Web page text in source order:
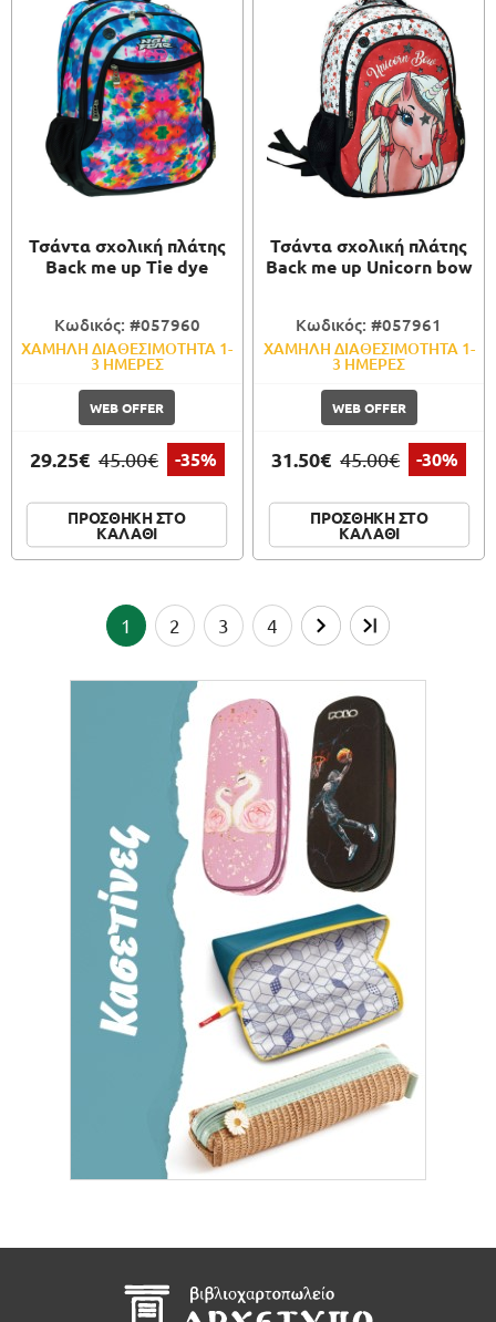
Τσάντα σχολική πλάτης
Back me up Tie dye
Κωδικός: #057960
ΧΑΜΗΛΗ ΔΙΑΘΕΣΙΜΟΤΗΤΑ 1-
3 ΗΜΕΡΕΣ
WEB OFFER
29.25€ 45.00€ -35%
ΠΡΟΣΘΗΚΗ ΣΤΟ
ΚΑΛΑΘΙ
Τσάντα σχολική πλάτης
Back me up Unicorn bow
Κωδικός: #057961
ΧΑΜΗΛΗ ΔΙΑΘΕΣΙΜΟΤΗΤΑ 1-
3 ΗΜΕΡΕΣ
WEB OFFER
31.50€ 45.00€ -30%
ΠΡΟΣΘΗΚΗ ΣΤΟ
ΚΑΛΑΘΙ
1 2 3 4